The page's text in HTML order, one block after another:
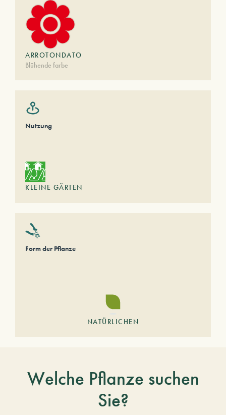
ARROTONDATO
Blühende farbe
Nutzung
KLEINE GÄRTEN
Form der Pflanze
NATÜRLICHEN
Welche Pflanze suchen
Sie?